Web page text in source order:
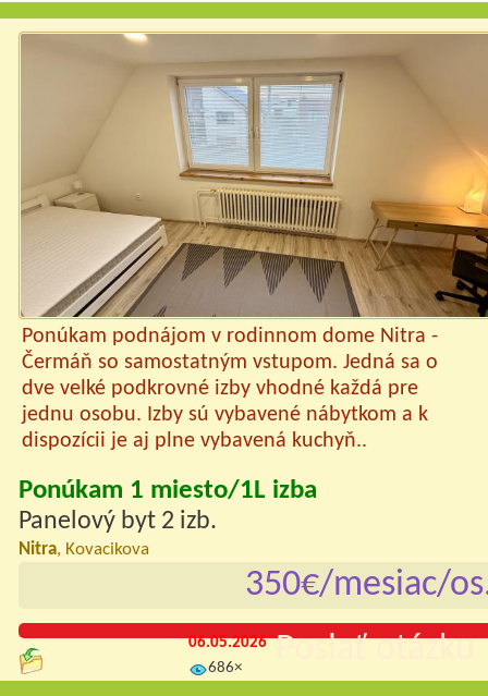
Ponúkam podnájom v rodinnom dome Nitra -
Čermáň so samostatným vstupom. Jedná sa o
dve velké podkrovné izby vhodné každá pre
jednu osobu. Izby sú vybavené nábytkom a k
dispozícii je aj plne vybavená kuchyň..
Ponúkam 1 miesto/1L izba
Panelový byt 2 izb.
Nitra, Kovacikova
350€/mesiac/
Poslať otázku
06.05.2026
686×